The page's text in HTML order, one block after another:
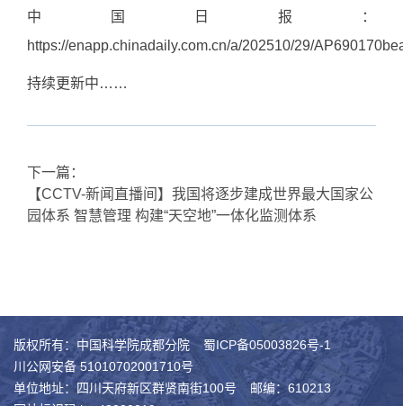
中国日报：
https://enapp.chinadaily.com.cn/a/202510/29/
持续更新中……
下一篇：
【CCTV-新闻直播间】我国将逐步建成世界最大国家公
园体系 智慧管理 构建“天空地”一体化监测体系
版权所有：中国科学院成都分院
蜀ICP备05003826号-1
川公网安备 51010702001710号
单位地址：四川天府新区群贤南街100号
邮编：610213